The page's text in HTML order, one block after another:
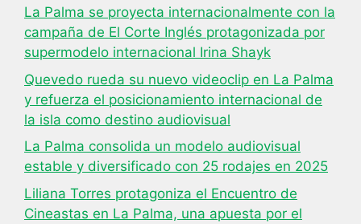
La Palma se proyecta internacionalmente con la
campaña de El Corte Inglés protagonizada por
supermodelo internacional Irina Shayk
Quevedo rueda su nuevo videoclip en La Palma
y refuerza el posicionamiento internacional de
la isla como destino audiovisual
La Palma consolida un modelo audiovisual
estable y diversificado con 25 rodajes en 2025
Liliana Torres protagoniza el Encuentro de
Cineastas en La Palma, una apuesta por el